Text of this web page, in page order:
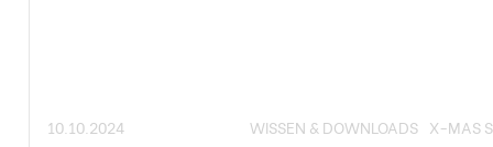
10.10.2024 WISSEN & DOWNLOADS X-MAS